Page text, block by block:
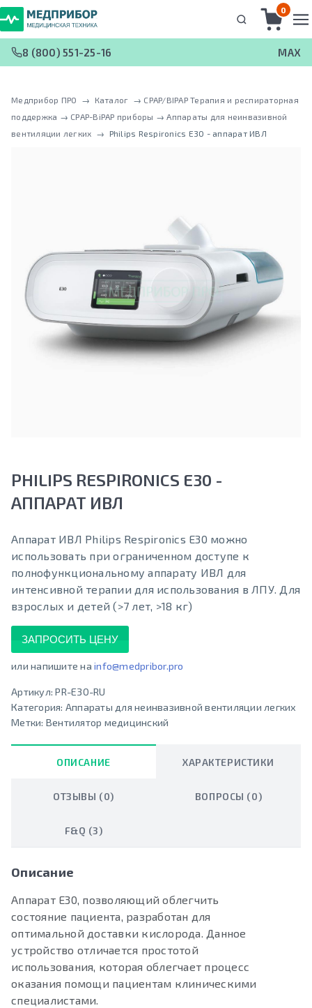
0
8 (800) 551-25-16 MAX
Медприбор ПРО → Каталог → CPAP/BIPAP Терапия и респираторная
поддержка → CPAP-BiPAP приборы → Аппараты для неинвазивной
вентиляции легких → Philips Respironics E30 - аппарат ИВЛ
PHILIPS RESPIRONICS E30 -
АППАРАТ ИВЛ
Аппарат ИВЛ Philips Respironics E30 можно
использовать при ограниченном доступе к
полнофункциональному аппарату ИВЛ для
интенсивной терапии для использования в ЛПУ. Для
взрослых и детей (>7 лет, >18 кг)
ЗАПРОСИТЬ ЦЕНУ
или напишите на info@medpribor.pro
Артикул:PR-E30-RU
Категория: Аппараты для неинвазивной вентиляции легких
Метки: Вентилятор медицинский
ОПИСАНИЕ ХАРАКТЕРИСТИКИ
ОТЗЫВЫ (0) ВОПРОСЫ (0)
F&Q (3)
Описание
Аппарат E30, позволяющий облегчить
состояние пациента, разработан для
оптимальной доставки кислорода. Данное
устройство отличается простотой
использования, которая облегчает процесс
оказания помощи пациентам клиническими
специалистами.